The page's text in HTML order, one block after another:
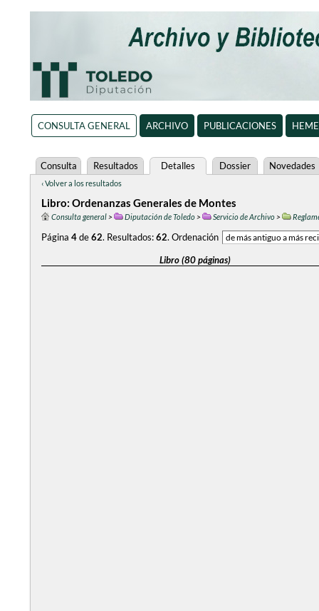
CONSULTA GENERAL ARCHIVO PUBLICACIONES
Consulta Resultados Detalles Dossier Novedades
‹ Volver a los resultados
Libro: Ordenanzas Generales de Montes
Consulta general> Diputación de Toledo> Servicio de Archivo>
Página 4de62. Resultados:62. Ordenación
Libro (80 páginas)